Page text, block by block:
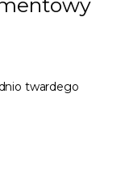
twardego